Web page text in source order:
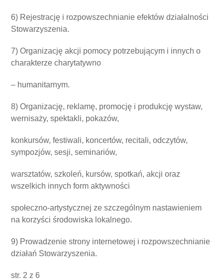
6) Rejestrację i rozpowszechnianie efektów działalności
Stowarzyszenia.
7) Organizację akcji pomocy potrzebującym i innych o
charakterze charytatywno
– humanitarnym.
8) Organizację, reklamę, promocję i produkcję wystaw,
wernisaży, spektakli, pokazów,
konkursów, festiwali, koncertów, recitali, odczytów,
sympozjów, sesji, seminariów,
warsztatów, szkoleń, kursów, spotkań, akcji oraz
wszelkich innych form aktywności
społeczno-artystycznej ze szczególnym nastawieniem
na korzyści środowiska lokalnego.
9) Prowadzenie strony internetowej i rozpowszechnianie
działań Stowarzyszenia.
str. 2 z6